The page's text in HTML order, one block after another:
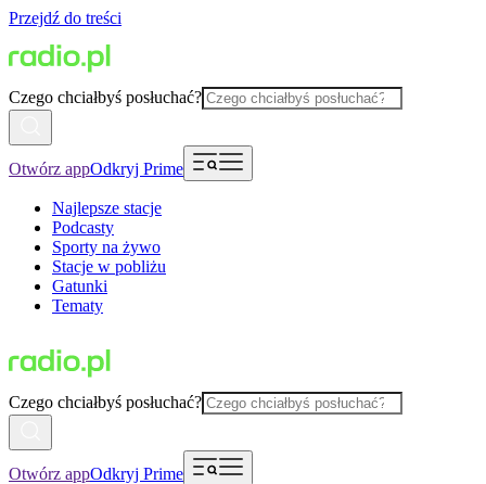
Przejdź do treści
Czego chciałbyś posłuchać?
Otwórz appOdkryj Prime
Najlepsze stacje
Podcasty
Sporty na żywo
Stacje w pobliżu
Gatunki
Tematy
Czego chciałbyś posłuchać?
Otwórz appOdkryj Prime